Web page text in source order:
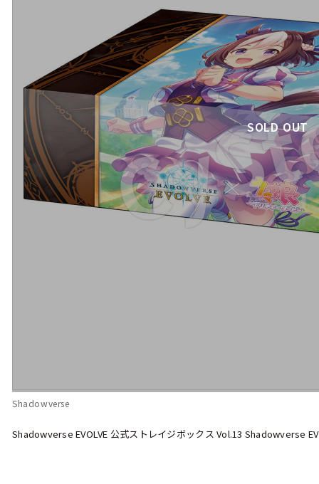
SOLD OUT
Shadowverse
Shadowverse EVOLVE 公式ストレイジボックス Vol.13 Shadowverse